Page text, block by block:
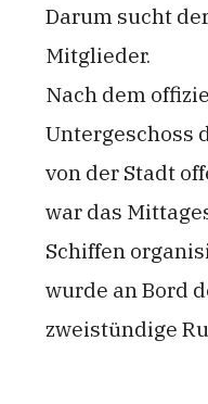
Darum sucht
Mitglieder.
Nach dem
Untergeschoss
von der Stadt
war das
Schiffen
wurde an Bord
zweistündige